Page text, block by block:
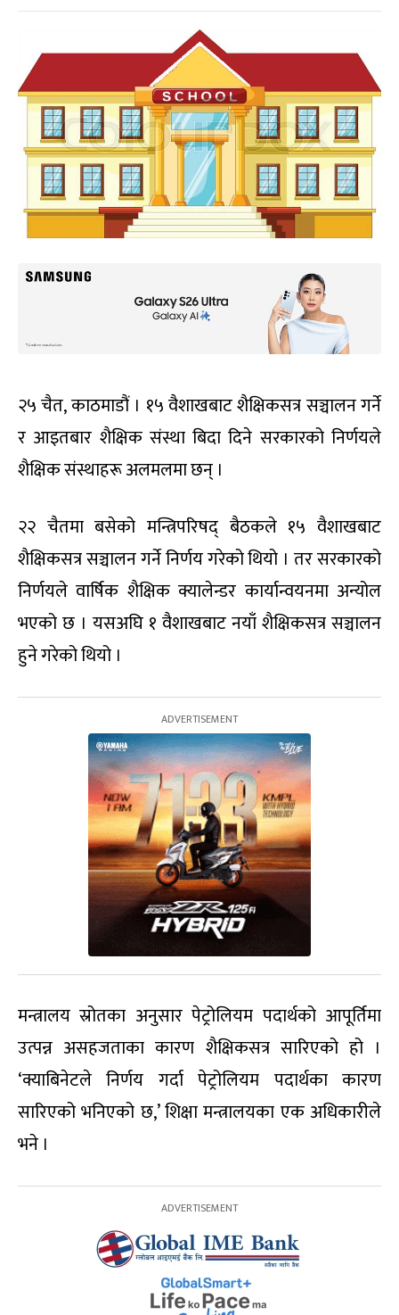
२५ चैत, काठमाडौं । १५ वैशाखबाट शैक्षिकसत्र सञ्चालन गर्ने
र आइतबार शैक्षिक संस्था बिदा दिने सरकारको निर्णयले
शैक्षिक संस्थाहरू अलमलमा छन् ।
२२ चैतमा बसेको मन्त्रिपरिषद् बैठकले १५ वैशाखबाट
शैक्षिकसत्र सञ्चालन गर्ने निर्णय गरेको थियो । तर सरकारको
निर्णयले वार्षिक शैक्षिक क्यालेन्डर कार्यान्वयनमा अन्योल
भएको छ । यसअघि १ वैशाखबाट नयाँ शैक्षिकसत्र सञ्चालन
हुने गरेको थियो ।
मन्त्रालय स्रोतका अनुसार पेट्रोलियम पदार्थको आपूर्तिमा
उत्पन्न असहजताका कारण शैक्षिकसत्र सारिएको हो ।
‘क्याबिनेटले निर्णय गर्दा पेट्रोलियम पदार्थका कारण
सारिएको भनिएको छ,’ शिक्षा मन्त्रालयका एक अधिकारीले
भने ।